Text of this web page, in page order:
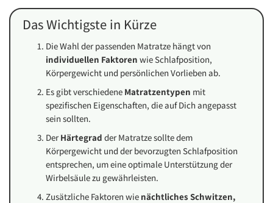
Das Wichtigste in Kürze
Die Wahl der passenden Matratze hängt von
individuellen Faktoren wie Schlafposition,
Körpergewicht und persönlichen Vorlieben ab.
Es gibt verschiedene Matratzentypen mit
spezifischen Eigenschaften, die auf Dich angepasst
sein sollten.
Der Härtegrad der Matratze sollte dem
Körpergewicht und der bevorzugten Schlafposition
entsprechen, um eine optimale Unterstützung der
Wirbelsäule zu gewährleisten.
Zusätzliche Faktoren wie nächtliches Schwitzen,